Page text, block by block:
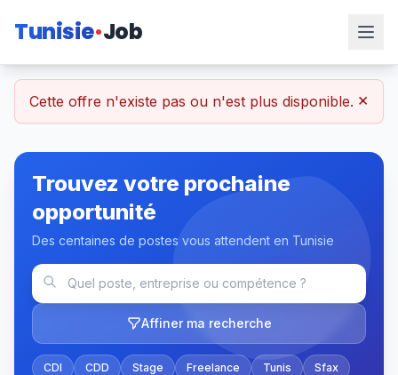
Tunisie Job
Cette offre n'existe pas ou n'est plus disponible. ×
Trouvez votre prochaine
opportunité
Des centaines de postes vous attendent en Tunisie
Affiner ma recherche
CDI CDD Stage Freelance Tunis
Sfax